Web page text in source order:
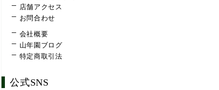
店舗アクセス
お問合わせ
会社概要
山年園ブログ
特定商取引法
公式SNS